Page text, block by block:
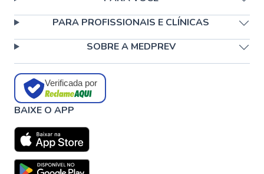
PARA PROFISSIONAIS E CLÍNICAS
SOBRE A MEDPREV
Verificada por
BAIXE O APP